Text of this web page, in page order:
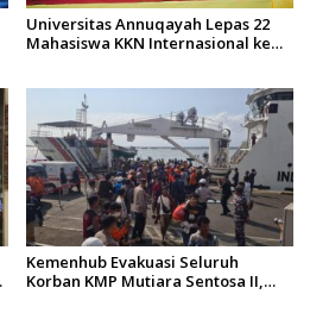
Universitas Annuqayah Lepas 22
Mahasiswa KKN Internasional ke
Kemenhub Evakuasi Seluruh
Korban KMP Mutiara Sentosa II,